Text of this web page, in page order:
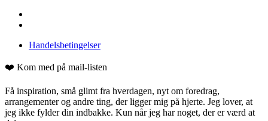
Handelsbetingelser
❤️ Kom med på mail-listen
Få inspiration, små glimt fra hverdagen, nyt om foredrag,
arrangementer og andre ting, der ligger mig på hjerte. Jeg lover, at
jeg ikke fylder din indbakke. Kun når jeg har noget, der er værd at